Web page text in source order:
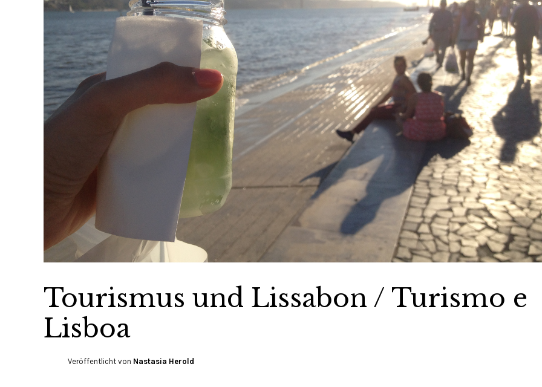
Tourismus und Lissabon / Turismo e
Lisboa
Veröffentlicht von Nastasia Herold